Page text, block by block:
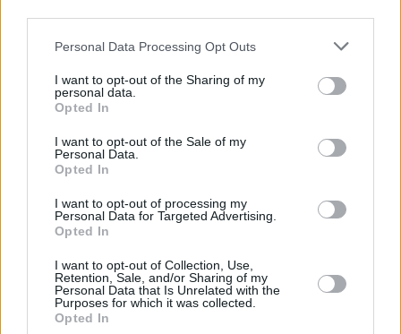
Personal Data Processing Opt Outs
I want to opt-out of the Sharing of my
personal data.
Opted In
I want to opt-out of the Sale of my
Personal Data.
Opted In
I want to opt-out of processing my
Personal Data for Targeted Advertising.
Opted In
I want to opt-out of Collection, Use,
Retention, Sale, and/or Sharing of my
Personal Data that Is Unrelated with the
Purposes for which it was collected.
Opted In
Vybrané články
Prima sport - co nabídne v prvním
vysílacím týdnu
Kdy a kde bude Prima sport k
naladění na Skylinku
Parabola.cz- web o satelitní, terestrické a kabelové televizi, ©
O webu parabola.cz• O souborech cookies• Inzerce
Kontakt
Dovolená u moře •Bazény